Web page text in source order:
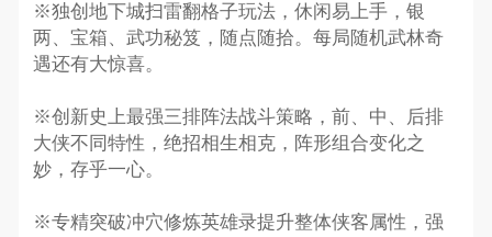
※独创地下城扫雷翻格子玩法，休闲易上手，银
两、宝箱、武功秘笈，随点随拾。每局随机武林奇
遇还有大惊喜。
※创新史上最强三排阵法战斗策略，前、中、后排
大侠不同特性，绝招相生相克，阵形组合变化之
妙，存乎一心。
※专精突破冲穴修炼英雄录提升整体侠客属性，强